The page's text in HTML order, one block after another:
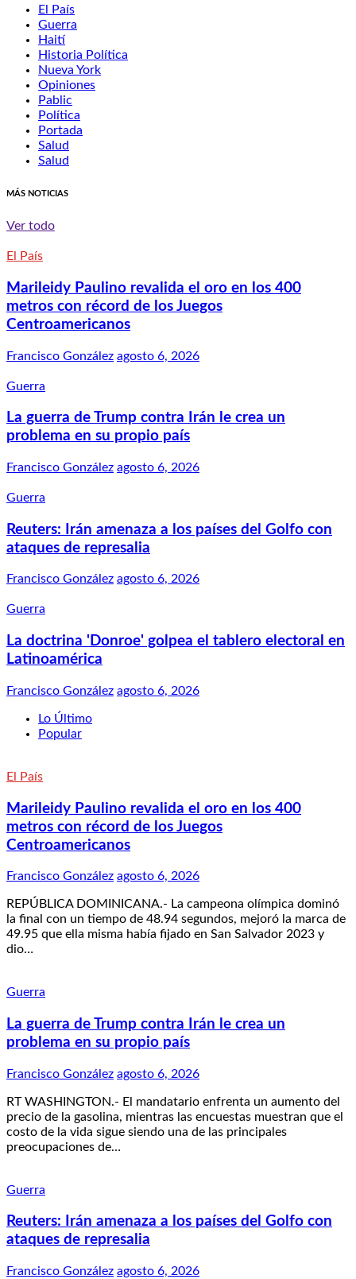
El País
Guerra
Haití
Historia Política
Nueva York
Opiniones
Pablic
Política
Portada
Salud
Salud
MÁS NOTICIAS
Ver todo
El País
Marileidy Paulino revalida el oro en los 400
metros con récord de los Juegos
Centroamericanos
Francisco González agosto 6, 2026
Guerra
La guerra de Trump contra Irán le crea un
problema en su propio país
Francisco González agosto 6, 2026
Guerra
Reuters: Irán amenaza a los países del Golfo con
ataques de represalia
Francisco González agosto 6, 2026
Guerra
La doctrina 'Donroe' golpea el tablero electoral en
Latinoamérica
Francisco González agosto 6, 2026
Lo Último
Popular
El País
Marileidy Paulino revalida el oro en los 400
metros con récord de los Juegos
Centroamericanos
Francisco González agosto 6, 2026
REPÚBLICA DOMINICANA.- La campeona olímpica dominó
la final con un tiempo de 48.94 segundos, mejoró la marca de
49.95 que ella misma había fijado en San Salvador 2023 y
dio…
Guerra
La guerra de Trump contra Irán le crea un
problema en su propio país
Francisco González agosto 6, 2026
RT WASHINGTON.- El mandatario enfrenta un aumento del
precio de la gasolina, mientras las encuestas muestran que el
costo de la vida sigue siendo una de las principales
preocupaciones de…
Guerra
Reuters: Irán amenaza a los países del Golfo con
ataques de represalia
Francisco González agosto 6, 2026